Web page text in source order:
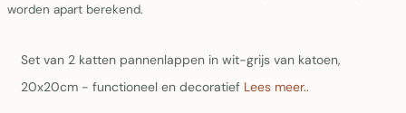
worden apart berekend.
Set van 2 katten pannenlappen in wit-grijs van katoen,
20x20cm - functioneel en decoratief Lees meer..